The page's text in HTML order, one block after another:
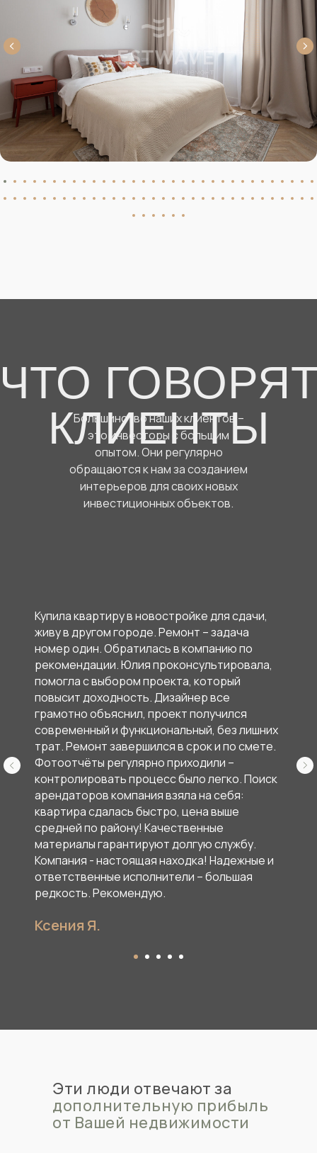
КЛИЕНТЫ
Большинство наших клиентов –
это инвесторы с большим
опытом. Они регулярно
обращаются к нам за созданием
интерьеров для своих новых
инвестиционных объектов.
Купила квартиру в новостройке для сдачи,
живу в другом городе. Ремонт – задача
номер один. Обратилась в компанию по
рекомендации. Юлия проконсультировала,
помогла с выбором проекта, который
повысит доходность. Дизайнер все
грамотно объяснил, проект получился
современный и функциональный, без лишних
трат. Ремонт завершился в срок и по смете.
Фотоотчёты регулярно приходили –
контролировать процесс было легко. Поиск
арендаторов компания взяла на себя:
квартира сдалась быстро, цена выше
средней по району! Качественные
материалы гарантируют долгую службу.
Компания - настоящая находка! Надежные и
ответственные исполнители – большая
редкость. Рекомендую.
Ксения Я.
Эти люди отвечают за
дополнительную прибыль
от Вашей недвижимости